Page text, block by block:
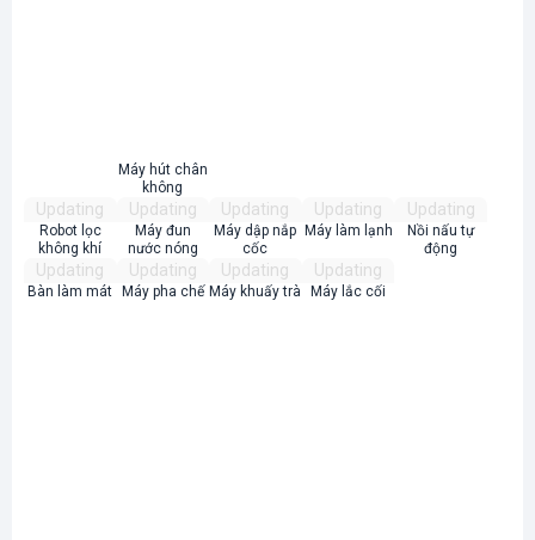
Máy hút chân
không
Updating
Robot lọc
không khí
Updating
Máy đun
nước nóng
Updating
Máy dập nắp
cốc
Updating
Máy làm lạnh
Updating
Nồi nấu tự
động
Updating
Bàn làm mát
Updating
Máy pha chế
Updating
Máy khuấy trà
Updating
Máy lắc cối